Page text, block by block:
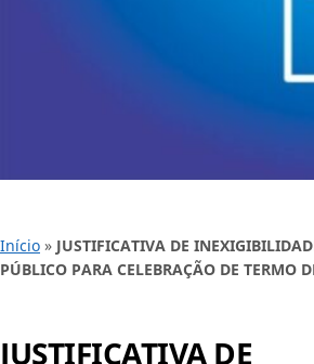
Início » JUSTIFICATIVA DE
PÚBLICO PARA CELEBRAÇÃO DE TERMO
JUSTIFICATIVA DE